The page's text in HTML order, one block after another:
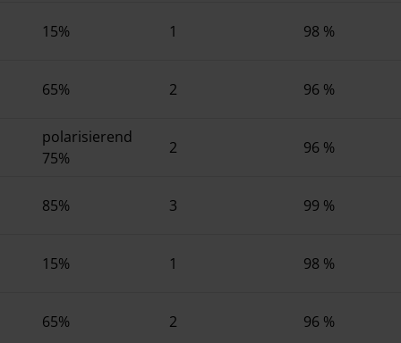
15% 1 98 %
65% 2 96 %
polarisierend
75%
2 96 %
85% 3 99 %
15% 1 98 %
65% 2 96 %